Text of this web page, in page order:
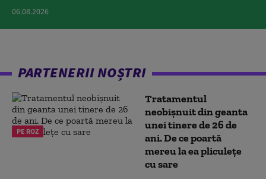
06.08.2026
PARTENERII NOȘTRI
PE ROZ
Tratamentul
neobișnuit din geanta
unei tinere de 26 de
ani. De ce poartă
mereu la ea pliculețe
cu sare